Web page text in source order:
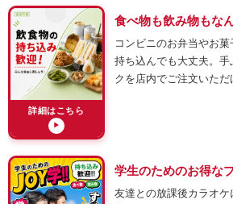
詳細はこちら
▶
食べ物も飲み物もな
コンビニのお弁当やお
持ち込んでも大丈夫。
クを店内でご注文いただ
学生のためのお得な
友達との放課後カラオ